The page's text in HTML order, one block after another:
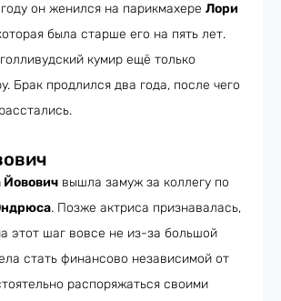
он женился на парикмахере Лори
была старше его на пять лет.
кумир ещё только
Брак продлился два года, после чего
вышла замуж за коллегу по
. Позже актриса признавалась,
этот шаг вовсе не из-за большой
стать финансово независимой от
распоряжаться своими